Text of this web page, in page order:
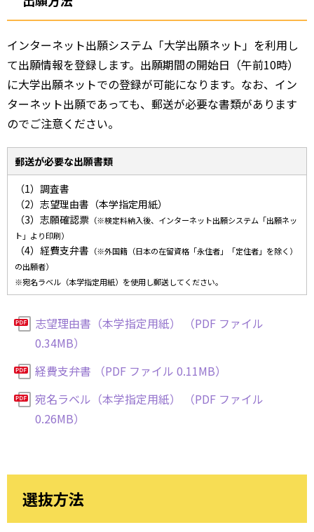
インターネット出願システム「大学出願ネット」を利用し
て出願情報を登録します。出願期間の開始日（午前10時）
に大学出願ネットでの登録が可能になります。なお、イン
ターネット出願であっても、郵送が必要な書類があります
のでご注意ください。
郵送が必要な出願書類
（1）調査書
（2）志望理由書（本学指定用紙）
（3）志願確認票 （※検定料納入後、インターネット出願システム「出願ネッ
ト」より印刷）
（4）経費支弁書 （※外国籍（日本の在留資格「永住者」「定住者」を除く）
の出願者）
※宛名ラベル（本学指定用紙）を使用し郵送してください。
志望理由書（本学指定用紙） （PDF ファイル
0.34MB）
経費支弁書 （PDF ファイル 0.11MB）
宛名ラベル（本学指定用紙） （PDF ファイル
0.26MB）
選抜方法